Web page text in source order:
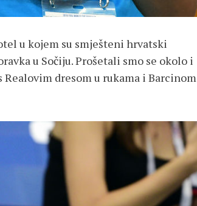
u kojem su smješteni hrvatski
u Sočiju. Prošetali smo se okolo i
dresom u rukama i Barcinom